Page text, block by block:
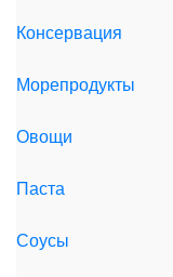
Консервация
Морепродукты
Овощи
Паста
Соусы